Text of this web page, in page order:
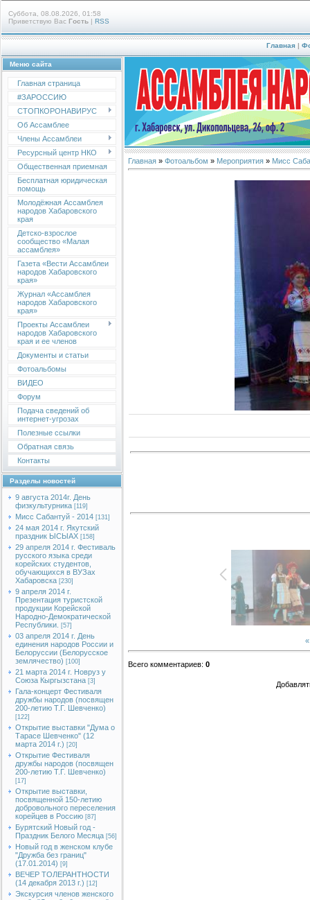
Суббота, 08.08.2026, 01:58
Приветствую Вас Гость | RSS
Главная |
Меню сайта
Главная страница
#ЗАРОССИЮ
СТОПКОРОНАВИРУС
Об Ассамблее
Члены Ассамблеи
Ресурсный центр НКО
Общественная приемная
Бесплатная юридическая
помощь
Молодёжная Ассамблея
народов Хабаровского
края
Детско-взрослое
сообщество «Малая
ассамблея»
Газета «Вести Ассамблеи
народов Хабаровского
края»
Журнал «Ассамблея
народов Хабаровского
края»
Проекты Ассамблеи
народов Хабаровского
края и ее членов
Документы и статьи
Фотоальбомы
ВИДЕО
Форум
Подача сведений об
интернет-угрозах
Полезные ссылки
Обратная связь
Контакты
Разделы новостей
9 августа 2014г. День
физкультурника [119]
Мисс Сабантуй - 2014 [131]
24 мая 2014 г. Якутский
праздник ЫСЫАХ [158]
29 апреля 2014 г. Фестиваль
русского языка среди
корейских студентов,
обучающихся в ВУЗах
Хабаровска [230]
9 апреля 2014 г.
Презентация туристской
продукции Корейской
Народно-Демократической
Республики.
[57]
03 апреля 2014 г. День
единения народов России и
Белоруссии (Белорусское
землячество) [100]
21 марта 2014 г. Новруз у
Союза Кыргызстана [3]
Гала-концерт Фестиваля
дружбы народов (посвящен
200-летию Т.Г. Шевченко)
[122]
Открытие выставки "Дума о
Тарасе Шевченко" (12
марта 2014 г.) [20]
Открытие Фестиваля
дружбы народов (посвящен
200-летию Т.Г. Шевченко)
[17]
Открытие выставки,
посвященной 150-летию
добровольного переселения
корейцев в Россию [87]
Бурятский Новый год -
Праздник Белого Месяца [56]
Новый год в женском клубе
"Дружба без границ"
(17.01.2014) [9]
ВЕЧЕР ТОЛЕРАНТНОСТИ
(14 декабря 2013 г.) [12]
Экскурсия членов женского
Главная » Фотоальбом » Мероприятия » Мисс
Всего комментариев: 0